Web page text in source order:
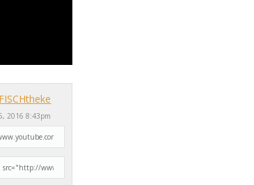
2016 8:43pm